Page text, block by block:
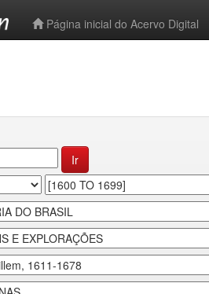
Página inicial do Acervo Digital